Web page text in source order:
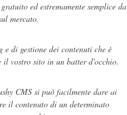
gratuito edestremamente semplice da
mercato.
e di gestione dei contenuti che è
il vostro sito in un batter d'occhio.
CMS si può facilmente dare ai
il contenuto di un determinato